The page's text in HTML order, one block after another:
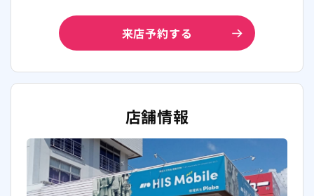
来店予約する
店舗情報